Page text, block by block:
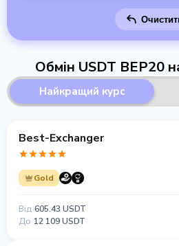
Обмін USDT BEP20
Найкращий курс
Best-Exchanger
Gold
Від 605.43 USDT
До 12 109 USDT